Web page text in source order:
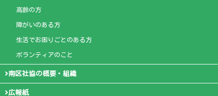
高齢の方
障がいのある方
生活でお困りごとのある方
ボランティアのこと
南区社協の概要・組織
広報紙